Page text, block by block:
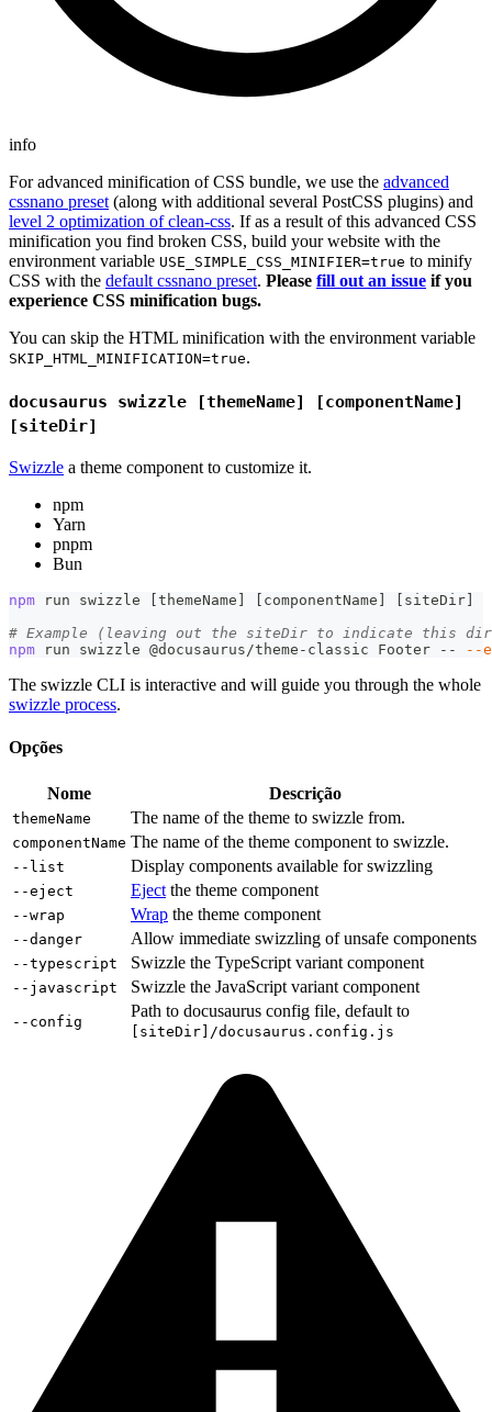
info
For advanced minification of CSS bundle, we use the advanced
cssnano preset (along with additional several PostCSS plugins) and
level 2 optimization of clean-css. If as a result of this advanced CSS
minification you find broken CSS, build your website with the
environment variable USE_SIMPLE_CSS_MINIFIER=true to minify
CSS with the default cssnano preset. Please fill out an issue if you
experience CSS minification bugs.
You can skip the HTML minification with the environment variable
SKIP_HTML_MINIFICATION=true.
docusaurus swizzle [themeName] [componentName]
[siteDir]
Swizzle a theme component to customize it.
npm
Yarn
pnpm
Bun
npm run swizzle themeName componentName siteDir
# Example (leaving out the siteDir to indicate this
npm run swizzle @docusaurus/theme-classic Footer -- --
The swizzle CLI is interactive and will guide you through the whole
swizzle process.
Opções
Nome Descrição
themeName The name of the theme to swizzle from.
componentName The name of the theme component to swizzle.
--list Display components available for swizzling
--eject Eject the theme component
--wrap Wrap the theme component
--danger Allow immediate swizzling of unsafe components
--typescript Swizzle the TypeScript variant component
--javascript Swizzle the JavaScript variant component
--config
Path to docusaurus config file, default to
[siteDir]/docusaurus.config.js